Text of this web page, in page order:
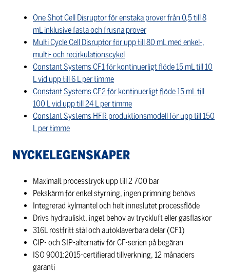
One Shot Cell Disruptor för enstaka prover från 0,5 till 8
mL inklusive fasta och frusna prover
Multi Cycle Cell Disruptor för upp till 80 mL med enkel-,
multi- och recirkulationscykel
Constant Systems CF1 för kontinuerligt flöde 15 mL till 10
L vid upp till 6 L per timme
Constant Systems CF2 för kontinuerligt flöde 15 mL till
100 L vid upp till 24 L per timme
Constant Systems HFR produktionsmodell för upp till 150
L per timme
NYCKELEGENSKAPER
Maximalt processtryck upp till 2 700 bar
Pekskärm för enkel styrning, ingen primning behövs
Integrerad kylmantel och helt inneslutet processflöde
Drivs hydrauliskt, inget behov av tryckluft eller gasflaskor
316L rostfritt stål och autoklaverbara delar (CF1)
CIP- och SIP-alternativ för CF-serien på begäran
ISO 9001:2015-certifierad tillverkning, 12 månaders
garanti